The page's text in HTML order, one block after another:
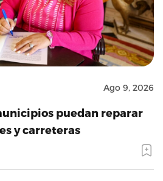
Ago 9, 2026
puedan reparar
y carreteras